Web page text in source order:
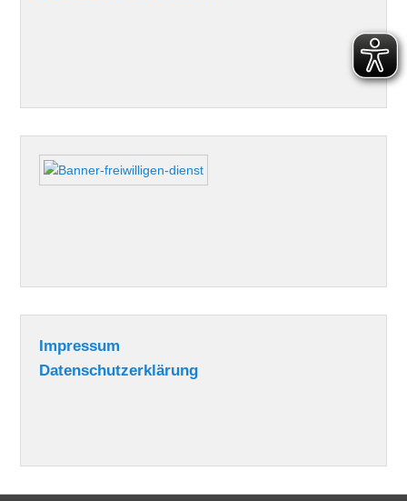
Impressum
Datenschutzerklärung